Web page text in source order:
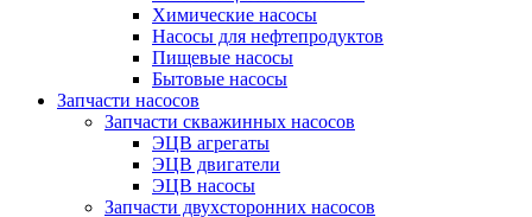
Химические насосы
Насосы для нефтепродуктов
Пищевые насосы
Бытовые насосы
Запчасти насосов
Запчасти скважинных насосов
ЭЦВ агрегаты
ЭЦВ двигатели
ЭЦВ насосы
Запчасти двухсторонних насосов